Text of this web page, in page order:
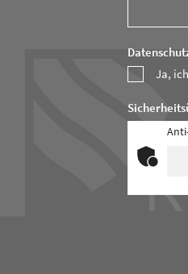
Ja,